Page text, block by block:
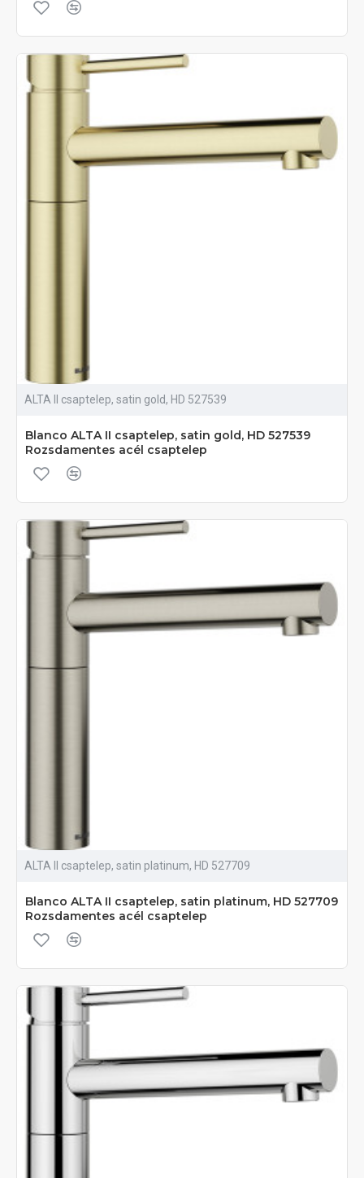
ALTA II csaptelep, satin gold, HD 527539
Blanco ALTA II csaptelep, satin gold, HD 527539
Rozsdamentes acél csaptelep
ALTA II csaptelep, satin platinum, HD 527709
Blanco ALTA II csaptelep, satin platinum, HD 527709
Rozsdamentes acél csaptelep